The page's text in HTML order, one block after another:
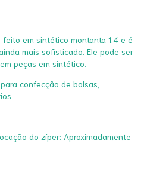
em sintético montanta 1.4 e é
mais sofisticado. Ele pode ser
peças em sintético.
confecção de bolsas,
do zíper: Aproximadamente